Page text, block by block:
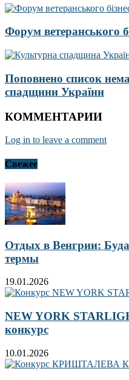
Форум ветеранського
Поповнено список
спадщини України
КОММЕНТАРИИ
Log in to leave a comment
Свежее
Отдых в Венгрии:
термы
19.01.2026
NEW YORK
конкурс
10.01.2026